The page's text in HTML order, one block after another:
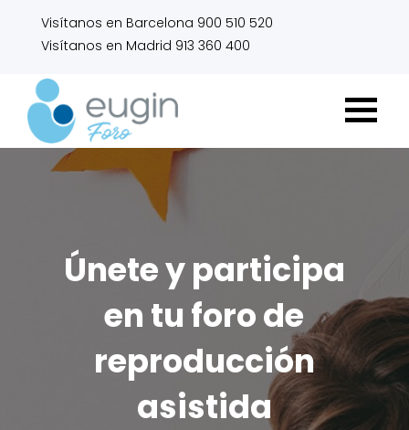
Visítanos en Barcelona 900 510 520
Visítanos en Madrid 913 360 400
Únete y participa
en tu foro de
reproducción
asistida